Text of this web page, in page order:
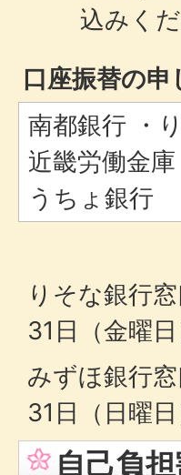
込みくだ
口座振替の
南都銀行 ・
近畿労働金
うちょ銀行
りそな銀行
31日（金曜
みずほ銀行
31日（日曜
自己負